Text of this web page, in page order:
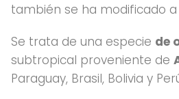
también se ha modificado a
Se trata de una especie de
subtropical proveniente de
Paraguay, Brasil, Bolivia y